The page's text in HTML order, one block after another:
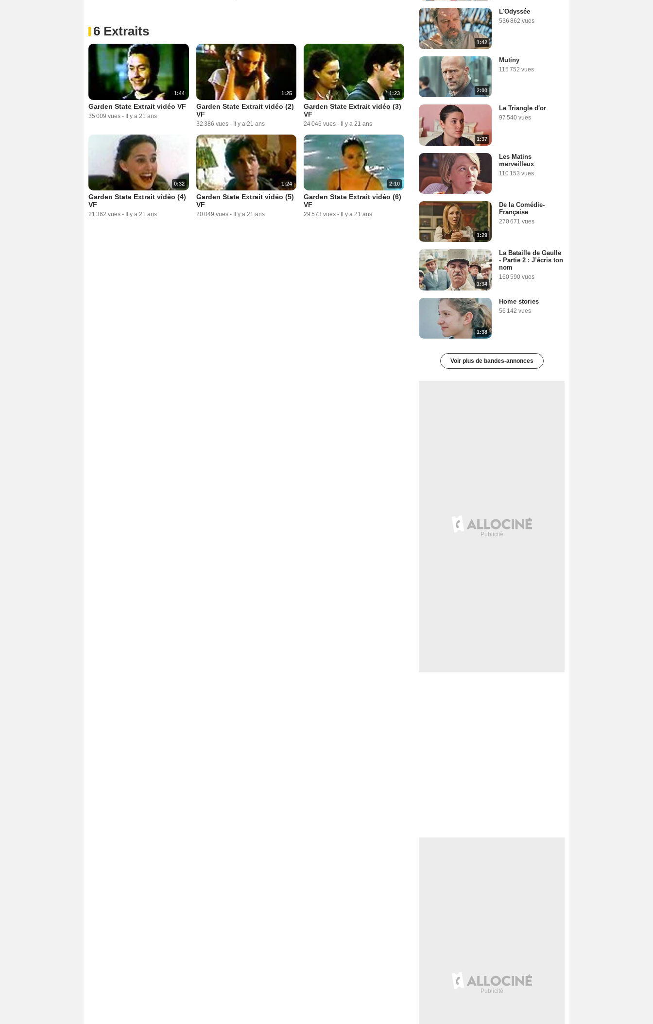
6 Extraits
1:44
Garden State Extrait vidéo VF
35 009 vues - Il y a 21 ans
1:25
Garden State Extrait vidéo (2)
VF
32 386 vues - Il y a 21 ans
1:23
Garden State Extrait vidéo (3)
VF
24 046 vues - Il y a 21 ans
0:32
Garden State Extrait vidéo (4)
VF
21 362 vues - Il y a 21 ans
1:24
Garden State Extrait vidéo (5)
VF
20 049 vues - Il y a 21 ans
2:10
Garden State Extrait vidéo (6)
VF
29 573 vues - Il y a 21 ans
1:42
L'Odyssée
536 862 vues
2:00
Mutiny
115 752 vues
1:37
Le Triangle d'or
97 540 vues
Les Matins
merveilleux
110 153 vues
1:29
De la Comédie-
Française
270 671 vues
1:34
La Bataille de Gaulle
- Partie 2 : J’écris ton
nom
160 590 vues
1:38
Home stories
56 142 vues
Voir plus de bandes-annonces